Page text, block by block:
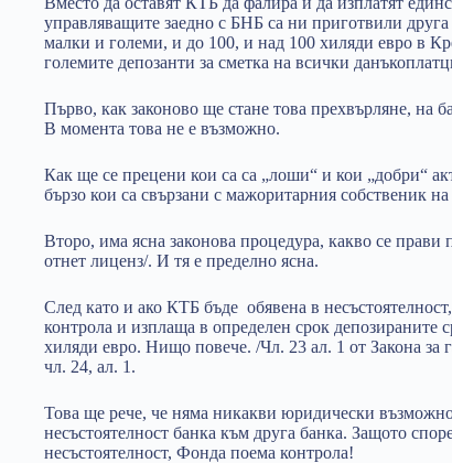
управляващите заедно с БНБ са ни приготвили
малки и големи, и до 100, и над 100 хиляди евро в
големите депозанти за сметка на всички
Първо, как законово ще стане това прехвърляне, на
В момента това не е възможно.
Как ще се прецени кои са са „лоши“ и кои „добри“
бързо кои са свързани с мажоритарния собственик
Второ, има ясна законова процедура, какво се прави
отнет лиценз/. И тя е пределно ясна.
След като и ако КТБ бъде обявена в
контрола и изплаща в определен срок депозираните
хиляди евро. Нищо повече. /Чл. 23 ал. 1 от Закона за
чл. 24, ал. 1.
Това ще рече, че няма никакви юридически
несъстоятелност банка към друга банка. Защото
несъстоятелност, Фонда поема контрола!